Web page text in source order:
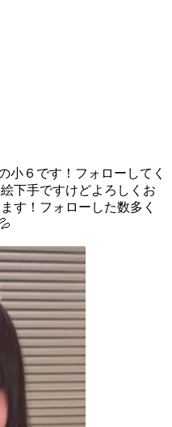
小６です！フォローしてく
下手ですけどよろしくお
す！フォローした数多く